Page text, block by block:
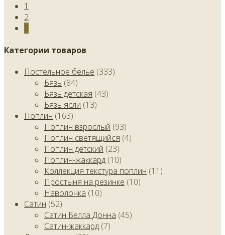
1
2
3
Категории товаров
Постельное белье (333)
Бязь (84)
Бязь детская (43)
Бязь ясли (13)
Поплин (163)
Поплин взрослый (93)
Поплин светящийся (4)
Поплин детский (23)
Поплин-жаккард (10)
Коллекция текстура поплин (11)
Простыня на резинке (10)
Наволочка (10)
Сатин (52)
Сатин Белла Донна (45)
Сатин-жаккард (7)